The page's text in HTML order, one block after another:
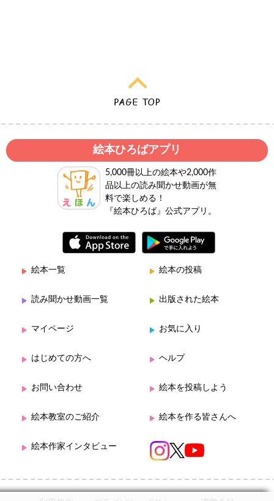
絵本ひろばアプリ
5,000冊以上の絵本や2,000作
品以上の読み聞かせ動画が無
料で楽しめる！
『絵本ひろば』公式アプリ。
絵本一覧 絵本の投稿
読み聞かせ動画一覧 出版された絵本
マイページ お気に入り
はじめての方へ ヘルプ
お問い合わせ 絵本を投稿しよう
絵本教室のご紹介 絵本を作る皆さんへ
絵本作家インタビュー